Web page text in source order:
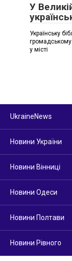
У
Українську
громадському
у місті
UkraineNews
Новини України
Новини Вінниці
Новини Одеси
Новини Полтави
Новини Рівного